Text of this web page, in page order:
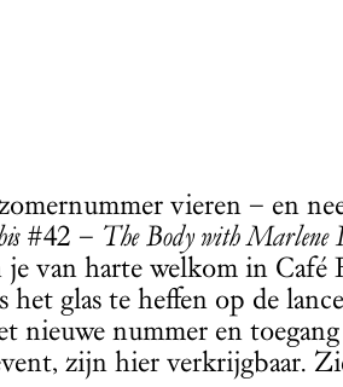
vieren – en
#42 – The Body with Marlene
je van harte welkom in
het glas te heffen op de
nieuwe nummer en
zijn hier verkrijgbaar.